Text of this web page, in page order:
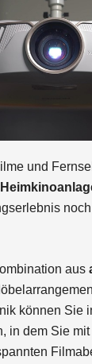
und
aus
können Sie
in dem Sie